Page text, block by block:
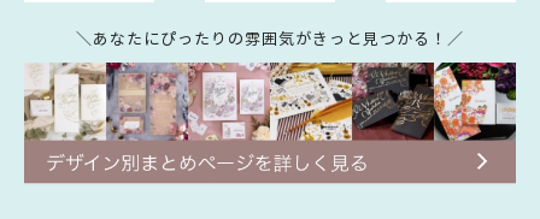
＼あなたにぴったりの雰囲気がきっと見つかる！／